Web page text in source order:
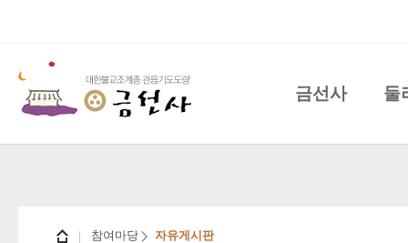
금선사 둘
참여마당 자유게시판